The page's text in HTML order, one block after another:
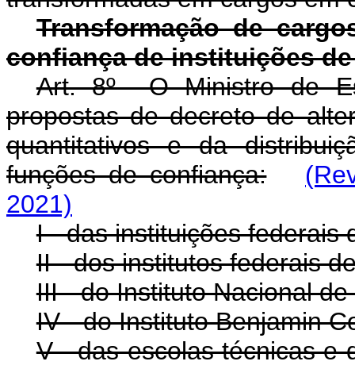
Transformação de
confiança de instituições
Art. 8º O Ministro de
propostas de decreto de
quantitativos e da
funções de confiança:
2021)
I - das instituições federais
II - dos institutos federais
III - do Instituto Nacional
IV - do Instituto Benjamin
V - das escolas técnicas e